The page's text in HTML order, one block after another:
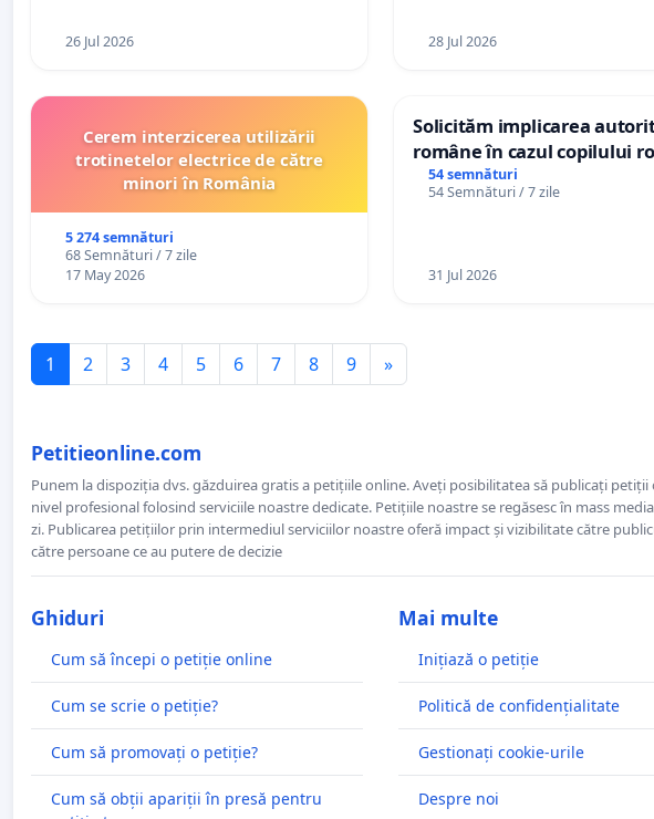
26 Jul 2026 28 Jul 2026
Cerem interzicerea utilizării
trotinetelor electrice de către
minori în România
5 274 semnături
68 Semnături / 7 zile
17 May 2026
Solicităm implicarea
române în cazul copilului
Wiliam Kristian Gheorghe,
plasament în Danemarca de
54 semnături
54 Semnături / 7 zile
31 Jul 2026
1 2 3 4 5 6 7 8 9 »
Petitieonline.com
Punem la dispoziția dvs. găzduirea gratis a petițiile online. Aveți posibilitatea să publicați petiții
nivel profesional folosind serviciile noastre dedicate. Petițiile noastre se regăsesc în mass
zi. Publicarea petițiilor prin intermediul serviciilor noastre oferă impact și vizibilitate către
către persoane ce au putere de decizie
Ghiduri
Cum să începi o petiție online
Cum se scrie o petiție?
Cum să promovați o petiție?
Cum să obții apariții în presă pentru
Mai multe
Inițiază o petiție
Politică de confidențialitate
Gestionați cookie-urile
Despre noi